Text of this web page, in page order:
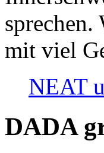
mit viel
NEAT
DADA